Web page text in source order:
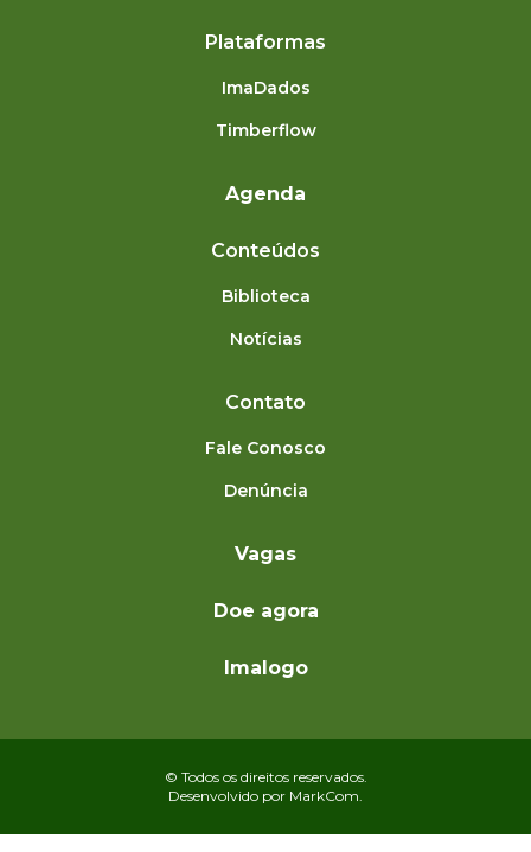
Plataformas
ImaDados
Timberflow
Agenda
Conteúdos
Biblioteca
Notícias
Contato
Fale Conosco
Denúncia
Vagas
Doe agora
Imalogo
© Todos os direitos reservados.
Desenvolvido por MarkCom.